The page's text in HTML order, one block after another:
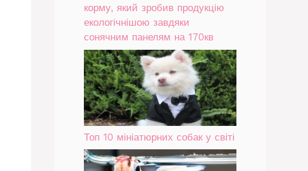
корму, який зробив продукцію
екологічнішою завдяки
сонячним панелям на 170кв
Топ 10 мініатюрних собак у світі